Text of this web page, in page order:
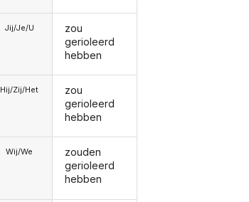
Jij/Je/U
Hij/Zij/Het
Wij/We
zou
gerioleerd
hebben
zou
gerioleerd
hebben
zouden
gerioleerd
hebben